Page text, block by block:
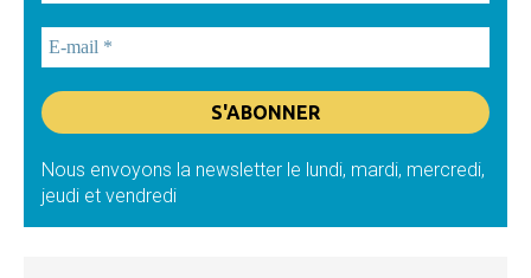
Nous envoyons la newsletter le lundi, mardi, mercredi,
jeudi et vendredi